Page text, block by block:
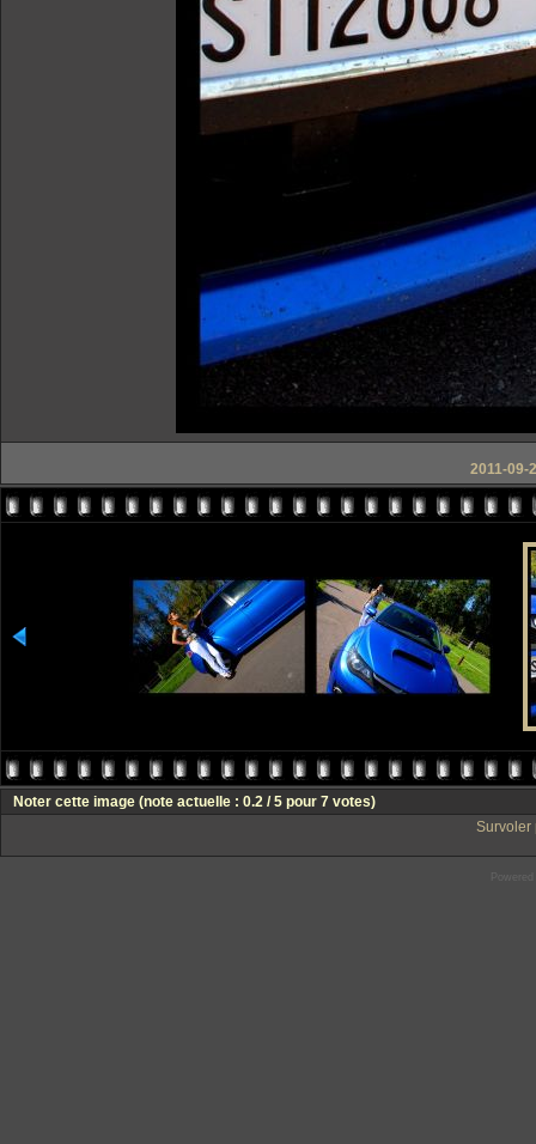
2011-09-
Noter cette image (note actuelle : 0.2 / 5 pour 7 votes)
Survoler